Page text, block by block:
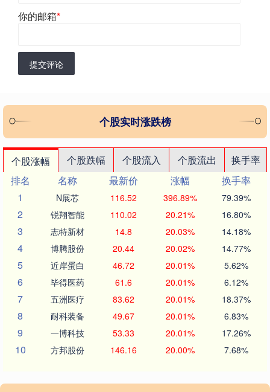
你的邮箱*
提交评论
个股实时涨跌榜
个股涨幅 个股跌幅 个股流入 个股流出
换手率
排名
名称 最新价 涨幅
换手率
1
N展芯 116.52 396.89% 79.39%
2 锐翔智能 110.02 20.21% 16.80%
3 志特新材 14.8 20.03% 14.18%
4 博腾股份 20.44 20.02% 14.77%
5 近岸蛋白 46.72 20.01% 5.62%
6 毕得医药 61.6 20.01% 6.12%
7 五洲医疗 83.62 20.01% 18.37%
8 耐科装备 49.67 20.01% 6.83%
9 一博科技 53.33 20.01% 17.26%
10 方邦股份 146.16 20.00% 7.68%